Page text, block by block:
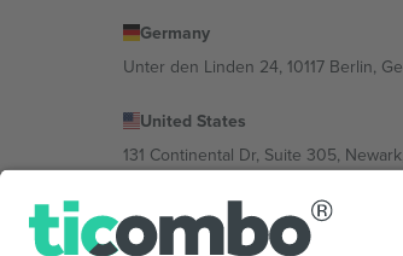
Germany
Unter den Linden 24, 10117 Berlin,
United States
131 Continental Dr, Suite 305,
Bulgaria
Regus Sofia City West, bul Totleben